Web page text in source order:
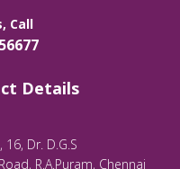
Call
Details
16, Dr. D.G.S
R.A.Puram, Chennai